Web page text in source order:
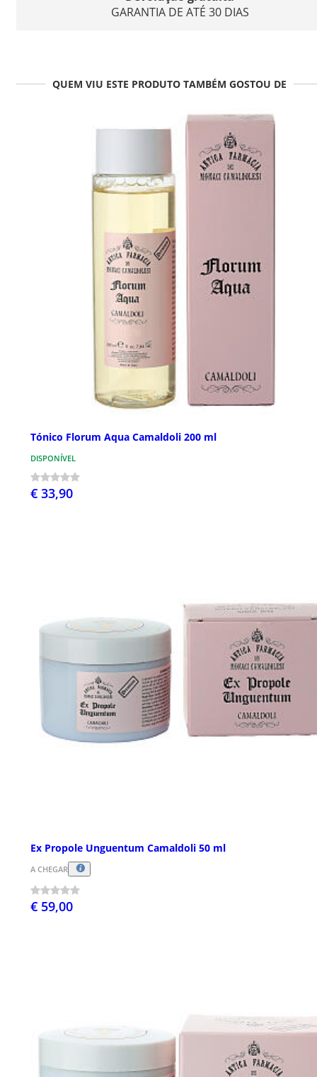
GARANTIA DE ATÉ 30 DIAS
QUEM VIU ESTE PRODUTO TAMBÉM GOSTOU DE
Tónico Florum Aqua Camaldoli 200 ml
DISPONÍVEL
€ 33,90
Ex Propole Unguentum Camaldoli 50 ml
A CHEGAR
€ 59,00